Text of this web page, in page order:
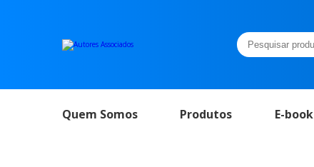
Pesquisar
por:
Quem Somos Produtos E-book